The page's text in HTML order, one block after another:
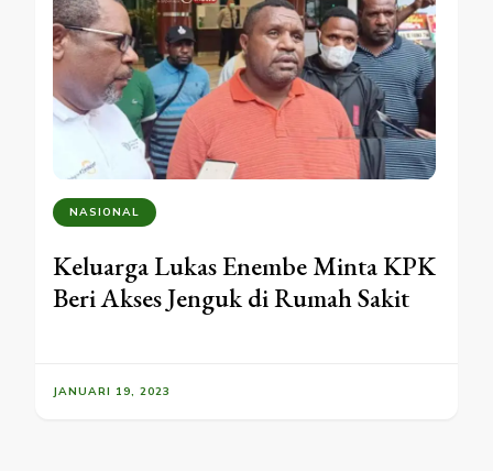
NASIONAL
Keluarga Lukas Enembe Minta KPK
Beri Akses Jenguk di Rumah Sakit
JANUARI 19, 2023